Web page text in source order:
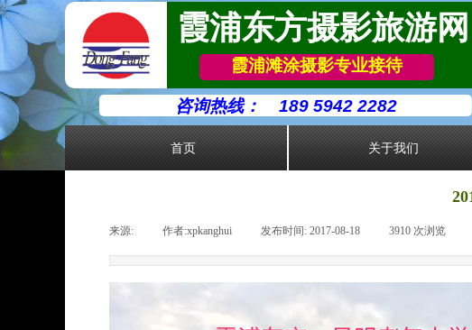
咨询热线： 189 5942 2282
首页 关于我们
霞浦滩涂摄影专业接待
霞浦东方摄影旅游网
来源: 作者:xpkanghui 发布时间: 2017-08-18 3910 次浏览